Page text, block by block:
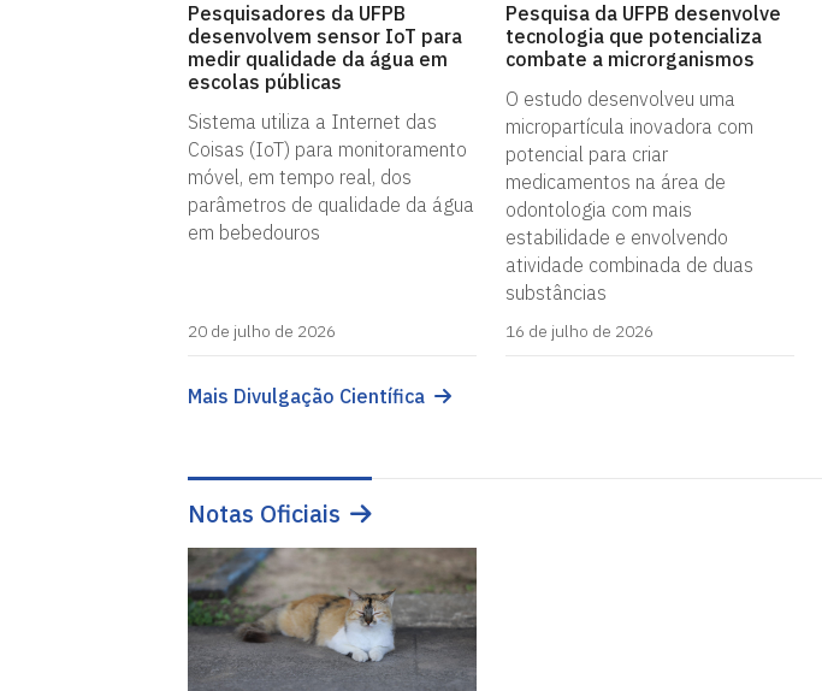
Pesquisadores da UFPB
desenvolvem sensor IoT para
medir qualidade da água em
escolas públicas
Sistema utiliza a Internet das
Coisas (IoT) para monitoramento
móvel, em tempo real, dos
parâmetros de qualidade da água
em bebedouros
20 de julho de 2026
Pesquisa da UFPB desenvolve
tecnologia que potencializa
combate a microrganismos
O estudo desenvolveu uma
micropartícula inovadora com
potencial para criar
medicamentos na área de
odontologia com mais
estabilidade e envolvendo
atividade combinada de duas
substâncias
16 de julho de 2026
Mais Divulgação Científica
Notas Oficiais